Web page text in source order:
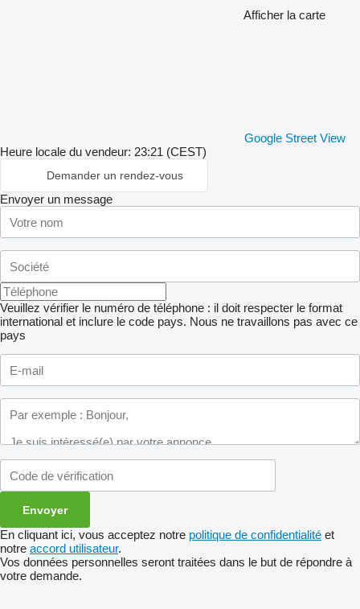
Afficher la carte
Google Street View
Heure locale du vendeur: 23:21 (CEST)
Demander un rendez-vous
Envoyer un message
Veuillez vérifier le numéro de téléphone : il doit respecter le format
international et inclure le code pays. Nous ne travaillons pas avec ce
pays
En cliquant ici, vous acceptez notre politique de confidentialité et
notre accord utilisateur.
Vos données personnelles seront traitées dans le but de répondre à
votre demande.